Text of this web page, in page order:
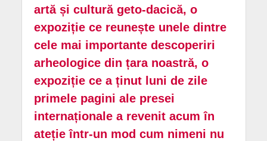
artă și cultură geto-dacică, o
expoziție ce reunește unele dintre
cele mai importante descoperiri
arheologice din țara noastră, o
expoziție ce a ținut luni de zile
primele pagini ale presei
internaționale a revenit acum în
ateție într-un mod cum nimeni nu